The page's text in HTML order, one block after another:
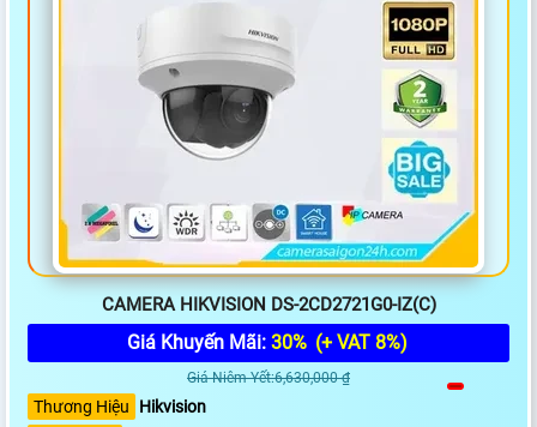
CAMERA HIKVISION DS-2CD2721G0-IZ(C)
Giá Khuyến Mãi: 30% (+ VAT 8%)
Giá Niêm Yết:6,630,000 ₫
Thương Hiệu
Hikvision